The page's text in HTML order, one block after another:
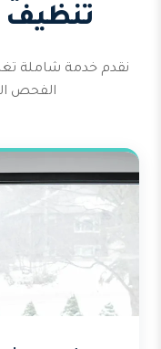
تنظيف
نقدم خدمة شاملة
الفحص